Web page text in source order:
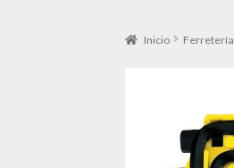
Inicio Ferretería